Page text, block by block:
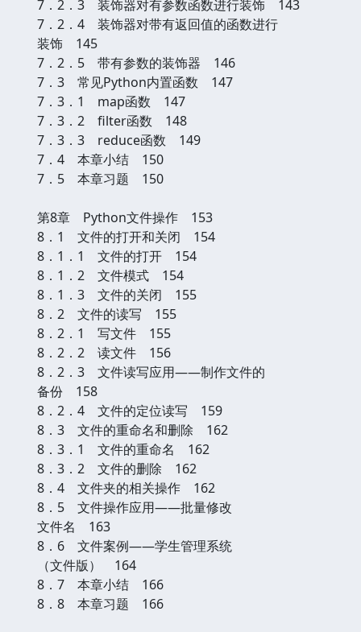
7．2．3 装饰器对有参数函数进行装饰 143
7．2．4 装饰器对带有返回值的函数进行
装饰 145
7．2．5 带有参数的装饰器 146
7．3 常见Python内置函数 147
7．3．1 map函数 147
7．3．2 filter函数 148
7．3．3 reduce函数 149
7．4 本章小结 150
7．5 本章习题 150
第8章 Python文件操作 153
8．1 文件的打开和关闭 154
8．1．1 文件的打开 154
8．1．2 文件模式 154
8．1．3 文件的关闭 155
8．2 文件的读写 155
8．2．1 写文件 155
8．2．2 读文件 156
8．2．3 文件读写应用——制作文件的
备份 158
8．2．4 文件的定位读写 159
8．3 文件的重命名和删除 162
8．3．1 文件的重命名 162
8．3．2 文件的删除 162
8．4 文件夹的相关操作 162
8．5 文件操作应用——批量修改
文件名 163
8．6 文件案例——学生管理系统
（文件版） 164
8．7 本章小结 166
8．8 本章习题 166